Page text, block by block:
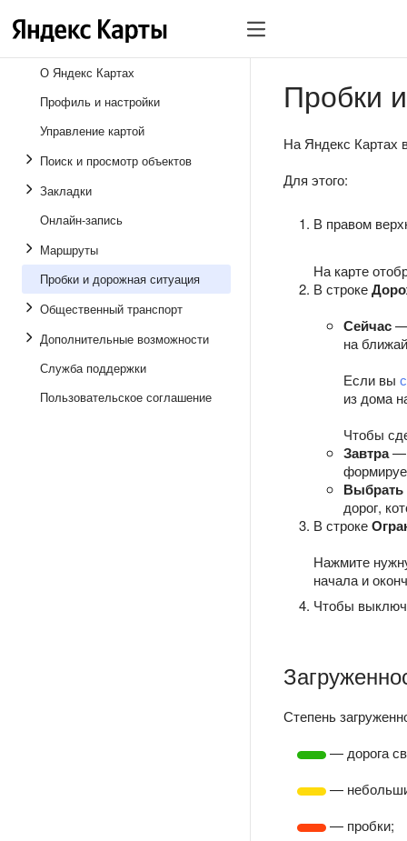
О Яндекс Картах
Профиль и настройки
Управление картой
Поиск и просмотр объектов
Закладки
Онлайн-запись
Маршруты
Пробки и дорожная ситуация
Общественный транспорт
Дополнительные возможности
Служба поддержки
Пользовательское соглашение
Пробки
На Яндекс Картах
Для этого:
В правом
На карте
В строке
Сейчас—
на
Если вы
из дома
Чтобы
Завтра—
Выбрать
дорог,
В строке
Нажмите
начала и
Чтобы
Степень
— дорога
—
— пробки;